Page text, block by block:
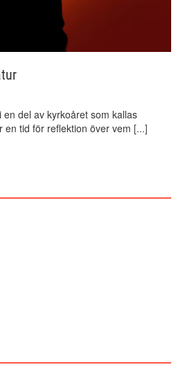
del av kyrkoåret som kallas
en tid för reflektion över vem [...]